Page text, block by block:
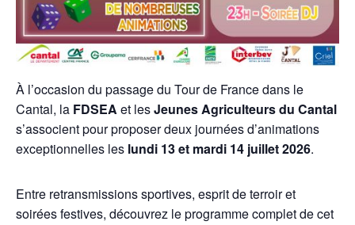
À l’occasion du passage du Tour de France dans le
Cantal, la FDSEA et lesJeunes Agriculteurs du Cantal
s’associent pour proposer deux journées d’animations
exceptionnelles les lundi 13 et mardi 14 juillet 2026.
Entre retransmissions sportives, esprit de terroir et
soirées festives, découvrez le programme complet de cet